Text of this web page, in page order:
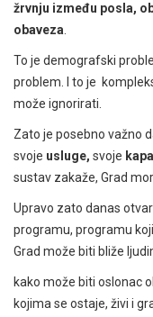
žrvnju između posla,
obaveza.
To je demografski
problem.
I to je
može ignorirati.
Zato je posebno važno
svoje usluge, svoje
sustav zakaže, Grad
Upravo zato danas
programu, programu
Grad može biti bliže
kako može biti oslonac
kojima se ostaje, živi i